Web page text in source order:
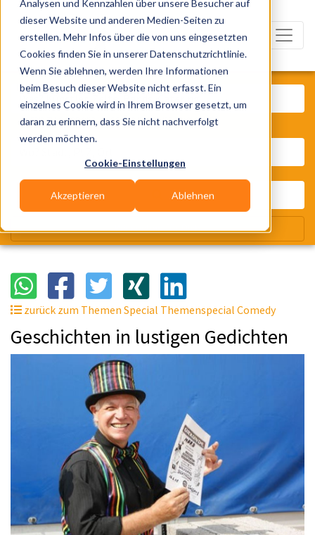
Analysen und Kennzahlen über unsere Besucher auf
dieser Website und anderen Medien-Seiten zu
erstellen. Mehr Infos über die von uns eingesetzten
Cookies finden Sie in unserer Datenschutzrichtlinie.
Wenn Sie ablehnen, werden Ihre Informationen
beim Besuch dieser Website nicht erfasst. Ein
einzelnes Cookie wird in Ihrem Browser gesetzt, um
daran zu erinnern, dass Sie nicht nachverfolgt
werden möchten.
Cookie-Einstellungen
Akzeptieren Ablehnen
zurück zum Themen Special Themenspecial Comedy
Geschichten in lustigen Gedichten
Was? Künstler, Zelte, Bands,
Wir suchen für Dich